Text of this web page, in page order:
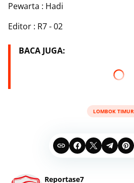
Pewarta : Hadi
Editor : R7 - 02
BACA JUGA:
LOMBOK TIMUR
Reportase7